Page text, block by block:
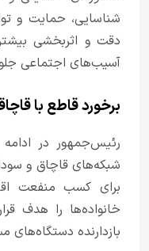
شناسایی، حمایت و
دقت و اثربخشی
آسیب‌های اجتماعی
برخورد قاطع با
رئیس‌جمهور در ادامه
شبکه‌های قاچاق و
برای کسب منفعت
خانواده‌ها را هدف
بازدارنده